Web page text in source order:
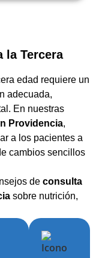
la Tercera
edad requiere un
adecuada,
En nuestras
Providencia,
a los pacientes a
cambios sencillos
de consulta
sobre nutrición,